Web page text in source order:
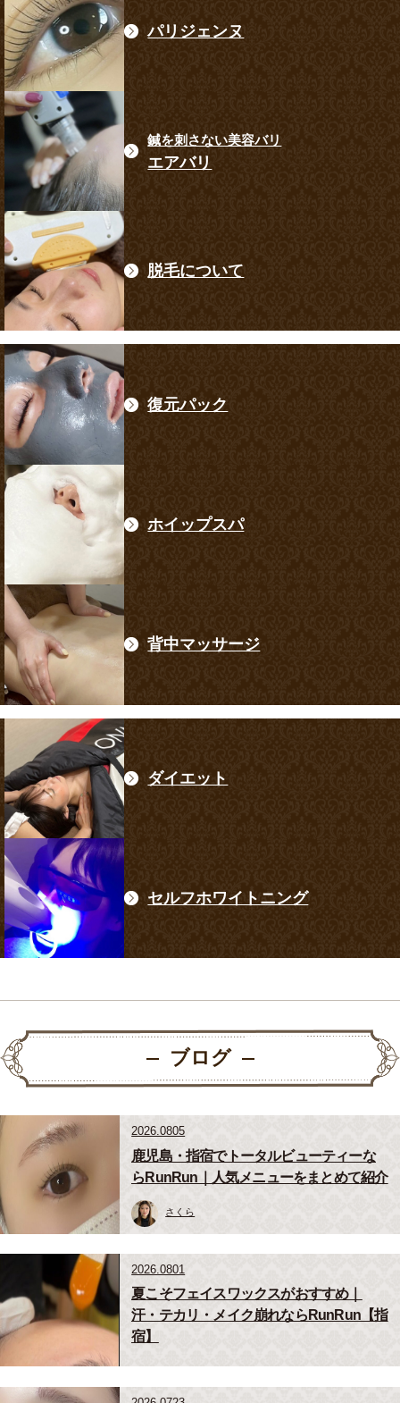
パリジェンヌ
鍼を刺さない美容バリ
エアバリ
脱毛について
復元パック
ホイップスパ
背中マッサージ
ダイエット
セルフホワイトニング
ブログ
2026.0805
鹿児島・指宿でトータルビューティーな
らRunRun｜人気メニューをまとめて紹介
さくら
2026.0801
夏こそフェイスワックスがおすすめ｜
汗・テカリ・メイク崩れならRunRun【指
宿】